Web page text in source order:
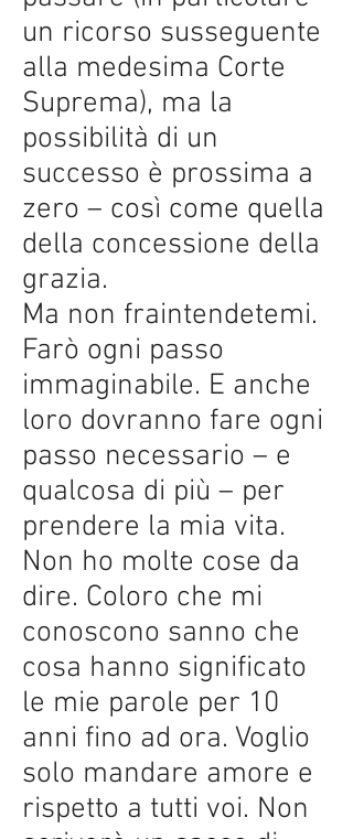
un ricorso susseguente
alla medesima Corte
Suprema), ma la
possibilità di un
successo è prossima a
zero – così come quella
della concessione della
grazia.
Ma non fraintendetemi.
Farò ogni passo
immaginabile. E anche
loro dovranno fare ogni
passo necessario – e
qualcosa di più – per
prendere la mia vita.
Non ho molte cose da
dire. Coloro che mi
conoscono sanno che
cosa hanno significato
le mie parole per 10
anni fino ad ora. Voglio
solo mandare amore e
rispetto a tutti voi. Non